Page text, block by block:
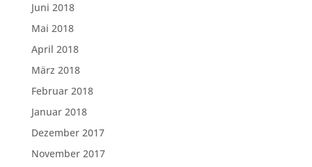
Juni 2018
Mai 2018
April 2018
März 2018
Februar 2018
Januar 2018
Dezember 2017
November 2017